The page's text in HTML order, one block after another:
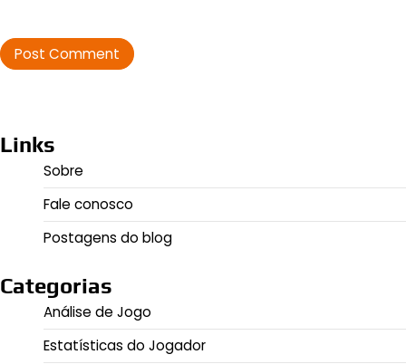
Links
Sobre
Fale conosco
Postagens do blog
Categorias
Análise de Jogo
Estatísticas do Jogador